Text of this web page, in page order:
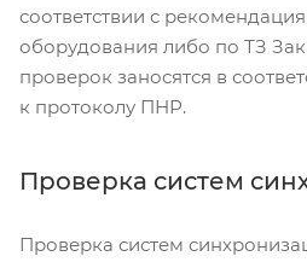
соответствии с
оборудования либо по ТЗ
проверок заносятся в
к протоколу ПНР.
Проверка систем
Проверка систем